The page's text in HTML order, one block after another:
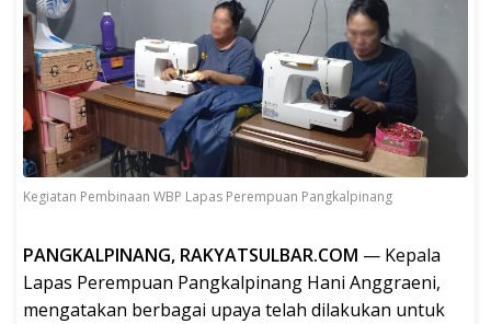
Kegiatan Pembinaan WBP Lapas Perempuan Pangkalpinang
PANGKALPINANG, RAKYATSULBAR.COM — Kepala
Lapas Perempuan Pangkalpinang Hani Anggraeni,
mengatakan berbagai upaya telah dilakukan untuk